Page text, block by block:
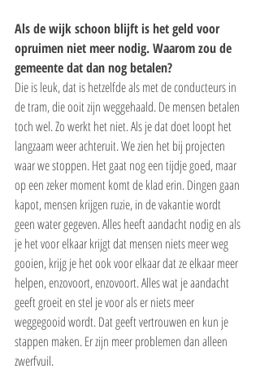
Als de wijk schoon blijft is het geld voor
opruimen niet meer nodig. Waarom zou de
gemeente dat dan nog betalen?
Die is leuk, dat is hetzelfde als met de conducteurs in
de tram, die ooit zijn weggehaald. De mensen betalen
toch wel. Zo werkt het niet. Als je dat doet loopt het
langzaam weer achteruit. We zien het bij projecten
waar we stoppen. Het gaat nog een tijdje goed, maar
op een zeker moment komt de klad erin. Dingen gaan
kapot, mensen krijgen ruzie, in de vakantie wordt
geen water gegeven. Alles heeft aandacht nodig en als
je het voor elkaar krijgt dat mensen niets meer weg
gooien, krijg je het ook voor elkaar dat ze elkaar meer
helpen, enzovoort, enzovoort. Alles wat je aandacht
geeft groeit en stel je voor als er niets meer
weggegooid wordt. Dat geeft vertrouwen en kun je
stappen maken. Er zijn meer problemen dan alleen
zwerfvuil.